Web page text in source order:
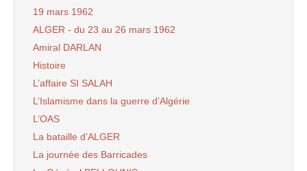
19 mars 1962
ALGER - du 23 au 26 mars 1962
Amiral DARLAN
Histoire
L’affaire SI SALAH
L’Islamisme dans la guerre d’Algérie
L’OAS
La bataille d’ALGER
La journée des Barricades